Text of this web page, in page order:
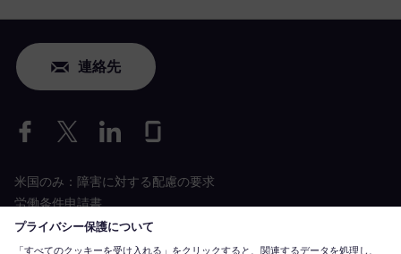
連絡先
米国のみ：障害に対する配慮の要求
労働条件申請書
siemens-energy.comグローバルウェブサイト